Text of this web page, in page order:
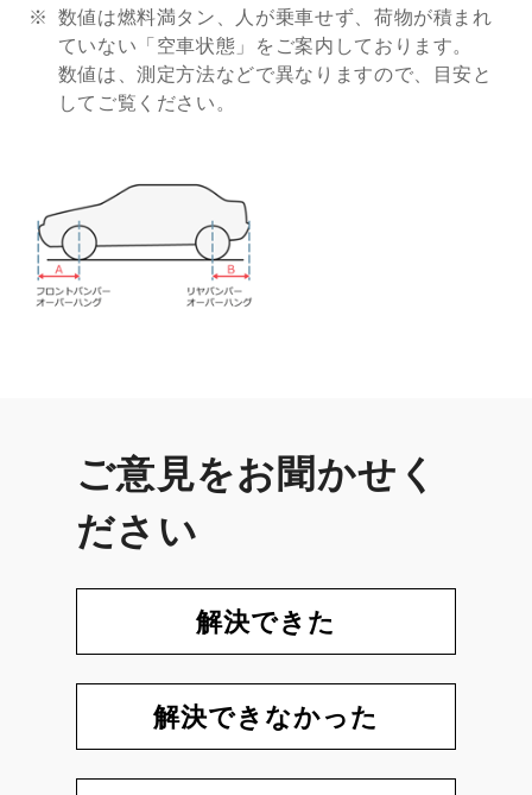
数値は燃料満タン、人が乗車せず、荷物が積まれ
ていない「空車状態」をご案内しております。
数値は、測定方法などで異なりますので、目安と
してご覧ください。
ご意見をお聞かせく
ださい
解決できた
解決できなかった